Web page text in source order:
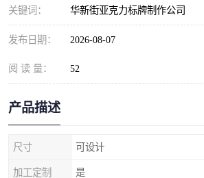
关键词： 华新街亚克力标牌制作公司
发布日期： 2026-08-07
阅 读 量： 52
产品描述
尺寸 可设计
加工定制 是